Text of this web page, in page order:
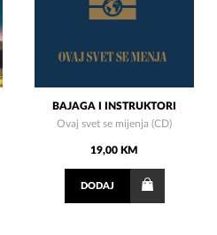
BAJAGA I INSTRUKTORI
Ovaj svet se mijenja (CD)
19,00 KM
DODAJ